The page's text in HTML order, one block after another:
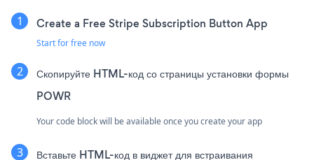
Create a Free Stripe Subscription Button App
Start for free now
Скопируйте HTML-код со страницы установки формы
POWR
Your code block will be available once you create your app
Вставьте HTML-код в виджет для встраивания